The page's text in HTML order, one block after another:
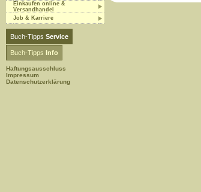
Einkaufen online &
Versandhandel
Job & Karriere
Buch-Tipps Service
Buch-Tipps Info
Haftungsausschluss
Impressum
Datenschutzerklärung